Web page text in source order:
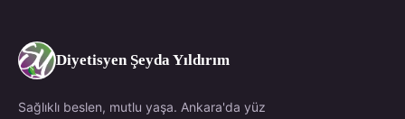
Diyetisyen Şeyda Yıldırım
Sağlıklı beslen, mutlu yaşa. Ankara'da yüz